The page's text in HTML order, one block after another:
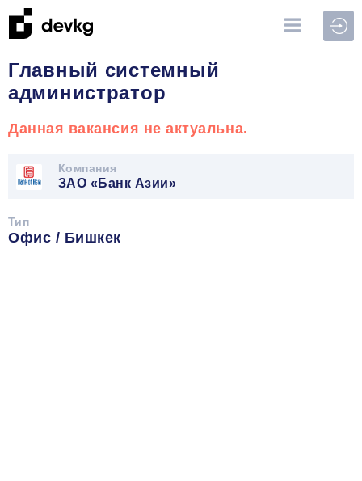
Главный системный
администратор
Данная вакансия не актуальна.
Компания
ЗАО «Банк Азии»
Тип
Офис / Бишкек